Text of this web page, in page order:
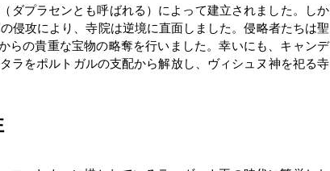
ダプラセンとも呼ばれる）によって建立されました。しか
侵攻により、寺院は逆境に直面しました。侵略者たちは聖
らの貴重な宝物の略奪を行いました。幸いにも、キャンデ
ラをポルトガルの支配から解放し、ヴィシュヌ神を祀る寺